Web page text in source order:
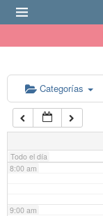
Categorías
Todo el día
6:00 am
7:00 am
8:00 am
9:00 am